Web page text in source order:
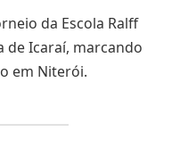
da Escola Ralff
de Icaraí, marcando
em Niterói.